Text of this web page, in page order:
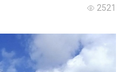
2521